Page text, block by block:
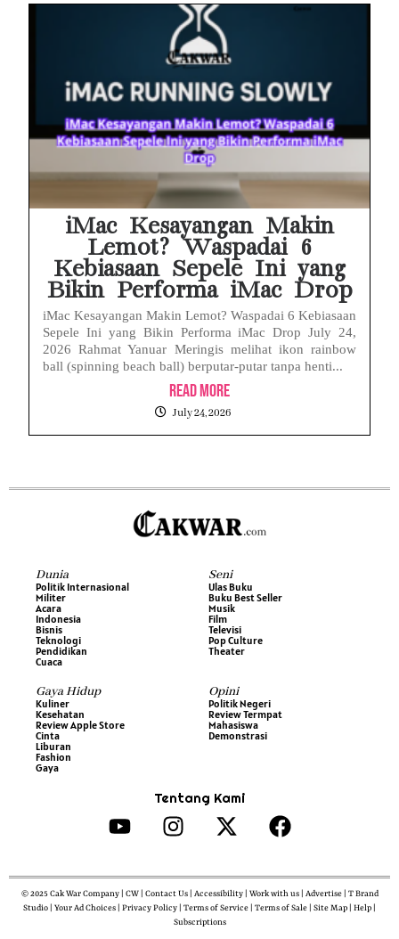
iMac Kesayangan Makin
Lemot? Waspadai 6
Kebiasaan Sepele Ini yang
Bikin Performa iMac Drop
iMac Kesayangan Makin Lemot? Waspadai 6 Kebiasaan
Sepele Ini yang Bikin Performa iMac Drop July 24,
2026 Rahmat Yanuar Meringis melihat ikon rainbow
ball (spinning beach ball) berputar-putar tanpa henti...
Read More
July 24, 2026
Dunia
Politik Internasional
Militer
Acara
Indonesia
Bisnis
Teknologi
Pendidikan
Cuaca
Seni
Ulas Buku
Buku Best Seller
Musik
Film
Televisi
Pop Culture
Theater
Gaya Hidup
Kuliner
Kesehatan
Review Apple Store
Cinta
Liburan
Fashion
Gaya
Opini
Politik Negeri
Review Termpat
Mahasiswa
Demonstrasi
Tentang Kami
© 2025 Cak War Company | CW | Contact Us | Accessibility | Work with us | Advertise | T Brand
Studio | Your Ad Choices | Privacy Policy | Terms of Service | Terms of Sale | Site Map | Help |
Subscriptions